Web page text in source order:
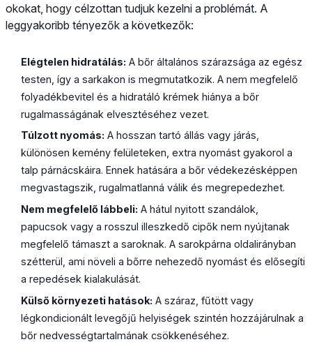
okokat, hogy célzottan tudjuk kezelni a problémát. A
leggyakoribb tényezők a következők:
Elégtelen hidratálás: A bőr általános szárazsága az egész
testen, így a sarkakon is megmutatkozik. A nem megfelelő
folyadékbevitel és a hidratáló krémek hiánya a bőr
rugalmasságának elvesztéséhez vezet.
Túlzott nyomás: A hosszan tartó állás vagy járás,
különösen kemény felületeken, extra nyomást gyakorol a
talp párnácskáira. Ennek hatására a bőr védekezésképpen
megvastagszik, rugalmatlanná válik és megrepedezhet.
Nem megfelelő lábbeli: A hátul nyitott szandálok,
papucsok vagy a rosszul illeszkedő cipők nem nyújtanak
megfelelő támaszt a saroknak. A sarokpárna oldalirányban
szétterül, ami növeli a bőrre nehezedő nyomást és elősegíti
a repedések kialakulását.
Külső környezeti hatások: A száraz, fűtött vagy
légkondicionált levegőjű helyiségek szintén hozzájárulnak a
bőr nedvességtartalmának csökkenéséhez.